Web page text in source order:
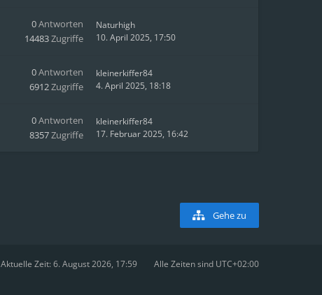
0Antworten
14483Zugriffe
Naturhigh
10. April 2025, 17:50
0Antworten
6912Zugriffe
kleinerkiffer84
4. April 2025, 18:18
0Antworten
8357Zugriffe
kleinerkiffer84
17. Februar 2025, 16:42
Gehe zu
Alle Zeiten sind UTC+02:00
Aktuelle Zeit: 6. August 2026, 17:59